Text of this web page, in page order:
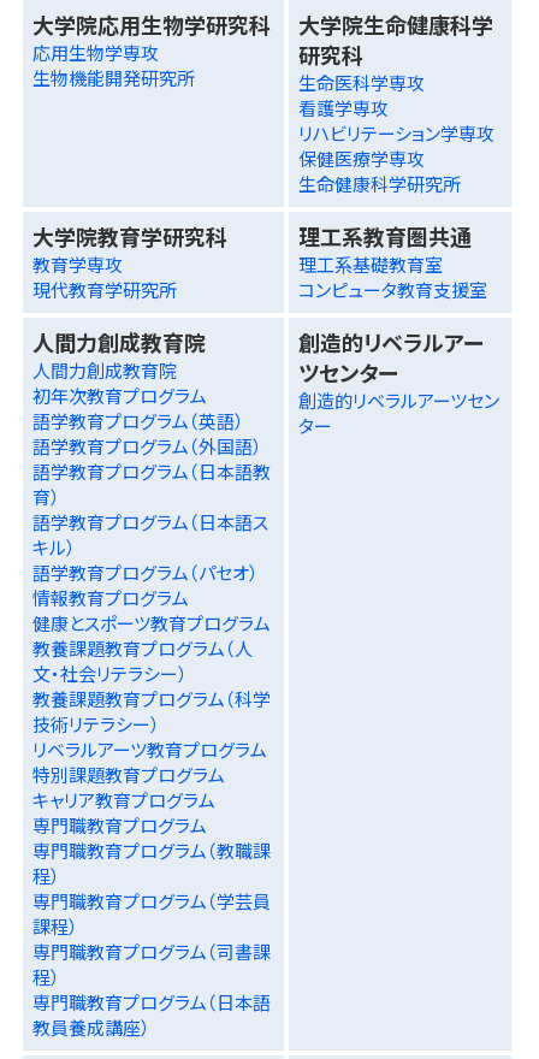
大学院応用生物学研究科
応用生物学専攻
生物機能開発研究所
大学院生命健康科学
研究科
生命医科学専攻
看護学専攻
リハビリテーション学専攻
保健医療学専攻
生命健康科学研究所
大学院教育学研究科
教育学専攻
現代教育学研究所
理工系教育圏共通
理工系基礎教育室
コンピュータ教育支援室
人間力創成教育院
人間力創成教育院
初年次教育プログラム
語学教育プログラム（英語）
語学教育プログラム（外国語）
語学教育プログラム（日本語教
育）
語学教育プログラム（日本語ス
キル）
語学教育プログラム（パセオ）
情報教育プログラム
健康とスポーツ教育プログラム
教養課題教育プログラム（人
文・社会リテラシー）
教養課題教育プログラム（科学
技術リテラシー）
リベラルアーツ教育プログラム
特別課題教育プログラム
キャリア教育プログラム
専門職教育プログラム
専門職教育プログラム（教職課
程）
専門職教育プログラム（学芸員
課程）
専門職教育プログラム（司書課
程）
専門職教育プログラム（日本語
教員養成講座）
創造的リベラルアー
ツセンター
創造的リベラルアーツセン
ター